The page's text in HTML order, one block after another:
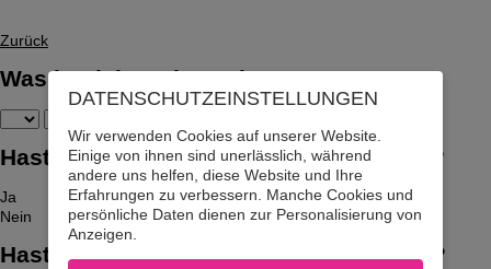
Zurück
Was ist dein Geburtsdatum?
Hast du bereits den Auto-Führerschein?
Ja
Nein
Hast du bereits den LKW-Führerschein?
DATENSCHUTZ­EINSTELLUNGEN
Wir verwenden Cookies auf unserer Website.
Einige von ihnen sind unerlässlich, während
andere uns helfen, diese Website und Ihre
Erfahrungen zu verbessern. Manche Cookies und
persönliche Daten dienen zur Personalisierung von
Anzeigen.